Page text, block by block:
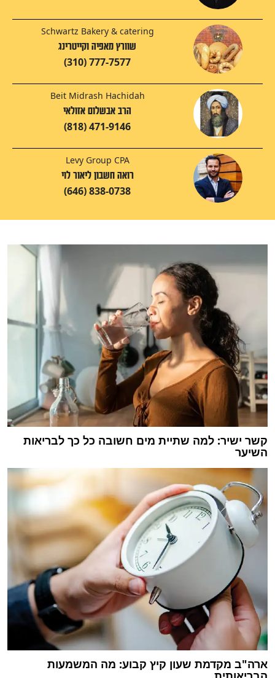
Schwartz Bakery & catering
שוורץ מאפיה וקייטרינג
(310) 777-7577
Beit Midrash Hachidah
הרב אבשלום אזולאי
(818) 471-9146
Levy Group CPA
רואה חשבון ליאור לוי
(646) 838-0738
קשר ישיר: למה שתיית מים חשובה כל כך לבריאות
השיער
ארה"ב מקדמת שעון קיץ קבוע: מה המשמעות